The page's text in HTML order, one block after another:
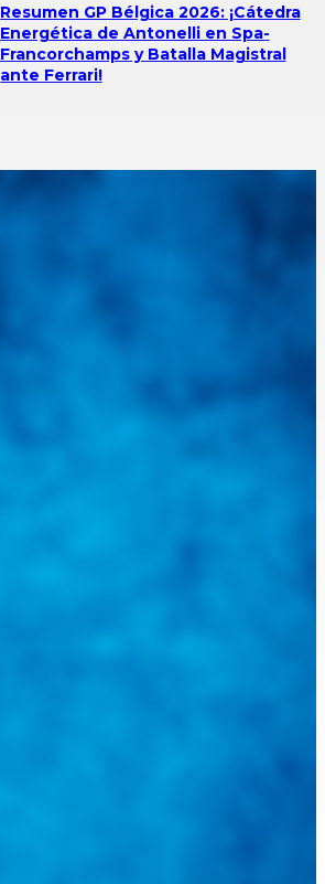
Resumen GP Bélgica 2026: ¡Cátedra
Energética de Antonelli en Spa-
Francorchamps y Batalla Magistral
ante Ferrari!